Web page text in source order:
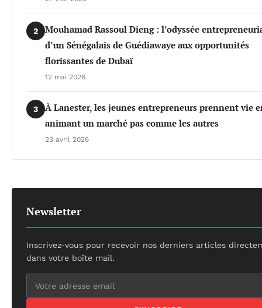
2
Mouhamad Rassoul Dieng : l’odyssée
d’un Sénégalais de Guédiawaye aux opportunités
florissantes de Dubaï
12 mai 2026
3
À Lanester, les jeunes entrepreneurs prennent vie
animant un marché pas comme les autres
23 avril 2026
Newsletter
Inscrivez-vous pour recevoir nos derniers articles
dans votre boîte mail.